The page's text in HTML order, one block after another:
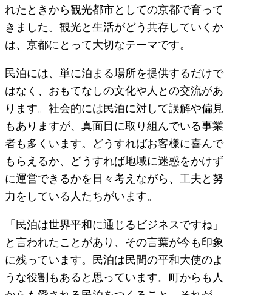
れたときから観光都市としての京都で育って
きました。観光と生活がどう共存していくか
は、京都にとって大切なテーマです。
民泊には、単に泊まる場所を提供するだけで
はなく、おもてなしの文化や人との交流があ
ります。社会的には民泊に対して誤解や偏見
もありますが、真面目に取り組んでいる事業
者も多くいます。どうすればお客様に喜んで
もらえるか、どうすれば地域に迷惑をかけず
に運営できるかを日々考えながら、工夫と努
力をしている人たちがいます。
「民泊は世界平和に通じるビジネスですね」
と言われたことがあり、その言葉が今も印象
に残っています。民泊は民間の平和大使のよ
うな役割もあると思っています。町からも人